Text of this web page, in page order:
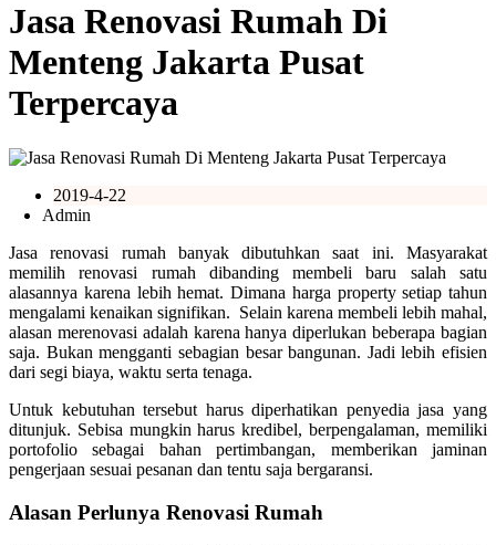
Jasa Renovasi Rumah Di
Menteng Jakarta Pusat
Terpercaya
2019-4-22
Admin
Jasa renovasi rumah banyak dibutuhkan saat ini. Masyarakat
memilih renovasi rumah dibanding membeli baru salah satu
alasannya karena lebih hemat. Dimana harga property setiap tahun
mengalami kenaikan signifikan. Selain karena membeli lebih mahal,
alasan merenovasi adalah karena hanya diperlukan beberapa bagian
saja. Bukan mengganti sebagian besar bangunan. Jadi lebih efisien
dari segi biaya, waktu serta tenaga.
Untuk kebutuhan tersebut harus diperhatikan penyedia jasa yang
ditunjuk. Sebisa mungkin harus kredibel, berpengalaman, memiliki
portofolio sebagai bahan pertimbangan, memberikan jaminan
pengerjaan sesuai pesanan dan tentu saja bergaransi.
Alasan Perlunya Renovasi Rumah